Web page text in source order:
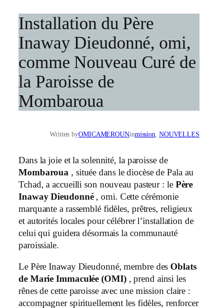
Installation du Père
Inaway Dieudonné, omi,
comme Nouveau Curé de
la Paroisse de
Mombaroua
Written byOMICAMEROUNinmission NOUVELLES
Dans la joie et la solennité, la paroisse de
Mombaroua , située dans le diocèse de Pala au
Tchad, a accueilli son nouveau pasteur : le Père
Inaway Dieudonné , omi. Cette cérémonie
marquante a rassemblé fidèles, prêtres, religieux
et autorités locales pour célébrer l’installation de
celui qui guidera désormais la communauté
paroissiale.
Le Père Inaway Dieudonné, membre des Oblats
de Marie Immaculée (OMI) , prend ainsi les
rênes de cette paroisse avec une mission claire :
accompagner spirituellement les fidèles, renforcer